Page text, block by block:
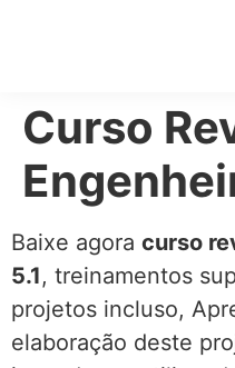
Curso
Baixe agora curso
5.1, treinamentos
projetos incluso,
elaboração deste